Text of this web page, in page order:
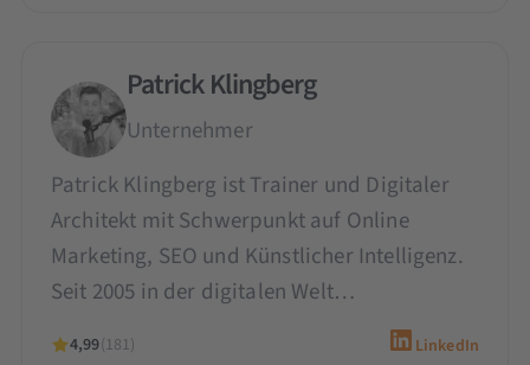
Patrick Klingberg
Unternehmer
Patrick Klingberg ist Trainer und Digitaler
Architekt mit Schwerpunkt auf Online
Marketing, SEO und Künstlicher Intelligenz.
Seit 2005 in der digitalen Welt…
4,99(181) LinkedIn